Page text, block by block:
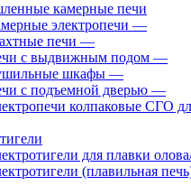
камерные печи
электропечи —
печи —
с выдвижным подом —
шкафы —
с подъемной дверью —
колпаковые СГО
для плавки
(плавильная